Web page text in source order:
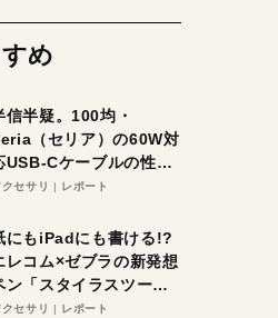
め
信半疑。100均・
（セリア）の60W対
USB-Cケーブルの性能
検証。超コスパの1本を
クセサリ レポート
にもiPadにも書ける!?
レコム×ゼブラの新発想
ン「スタイラスツーウ
イ」レビュー。持ち替
クセサリ レポート